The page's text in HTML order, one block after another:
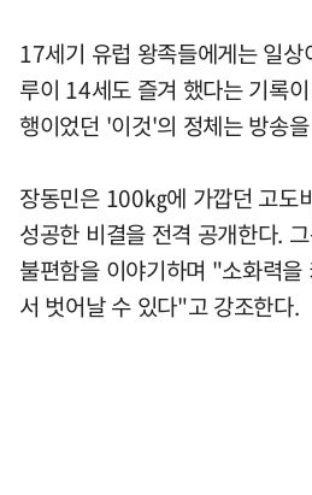
17세기 유럽 왕족들에게는 일
루이 14세도 즐겨 했다는 기록
행이었던 '이것'의 정체는 방송
장동민은 100㎏에 가깝던 고도
성공한 비결을 전격 공개한다.
불편함을 이야기하며 "소화력을
서 벗어날 수 있다"고 강조한다.